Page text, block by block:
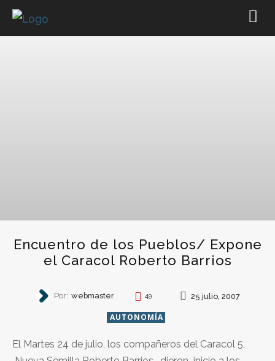
Encuentro de los Pueblos/ Expone
el Caracol Roberto Barrios
Por: webmaster 49 25 julio, 2007
AUTONOMÍA
El Martes 24 de julio, los compañeros del Caracol 5,